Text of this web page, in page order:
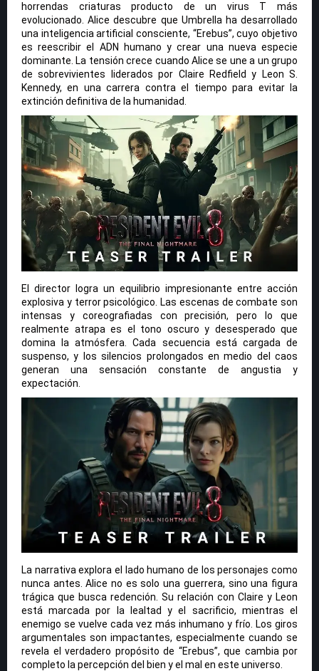
horrendas criaturas producto de un virus T más
evolucionado. Alice descubre que Umbrella ha desarrollado
una inteligencia artificial consciente, “Erebus”, cuyo objetivo
es reescribir el ADN humano y crear una nueva especie
dominante. La tensión crece cuando Alice se une a un grupo
de sobrevivientes liderados por Claire Redfield y Leon S.
Kennedy, en una carrera contra el tiempo para evitar la
extinción definitiva de la humanidad.
El director logra un equilibrio impresionante entre acción
explosiva y terror psicológico. Las escenas de combate son
intensas y coreografiadas con precisión, pero lo que
realmente atrapa es el tono oscuro y desesperado que
domina la atmósfera. Cada secuencia está cargada de
suspenso, y los silencios prolongados en medio del caos
generan una sensación constante de angustia y
expectación.
La narrativa explora el lado humano de los personajes como
nunca antes. Alice no es solo una guerrera, sino una figura
trágica que busca redención. Su relación con Claire y Leon
está marcada por la lealtad y el sacrificio, mientras el
enemigo se vuelve cada vez más inhumano y frío. Los giros
argumentales son impactantes, especialmente cuando se
revela el verdadero propósito de “Erebus”, que cambia por
completo la percepción del bien y el mal en este universo.